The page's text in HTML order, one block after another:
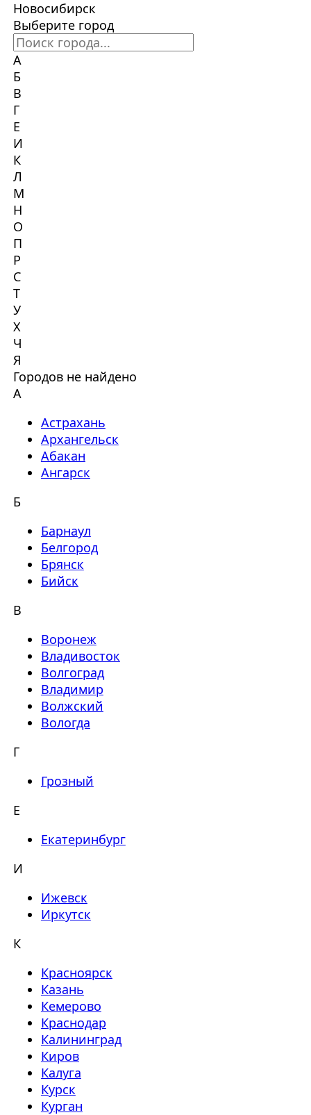
Новосибирск
Выберите город
А
Б
В
Г
Е
И
К
Л
М
Н
О
П
Р
С
Т
У
Х
Ч
Я
Городов не найдено
А
Астрахань
Архангельск
Абакан
Ангарск
Б
Барнаул
Белгород
Брянск
Бийск
В
Воронеж
Владивосток
Волгоград
Владимир
Волжский
Вологда
Г
Грозный
Е
Екатеринбург
И
Ижевск
Иркутск
К
Красноярск
Казань
Кемерово
Краснодар
Калининград
Киров
Калуга
Курск
Курган